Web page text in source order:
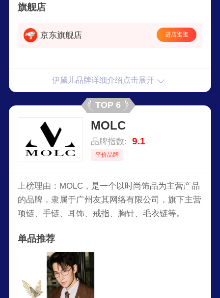
旗舰店
京东旗舰店 进店逛逛
伊黛儿品牌详细介绍点击展开
TOP 6
MOLC
品牌指数: 9.1
平价品牌
上榜理由：MOLC，是一个以时尚饰品为主营产品
的品牌，隶属于广州友其网络有限公司，旗下主营
项链、手链、耳饰、戒指、胸针、毛衣链等。
单品推荐